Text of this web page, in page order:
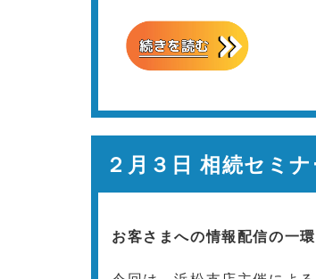
２月３日 相続セミ
お客さまへの情報配信の一